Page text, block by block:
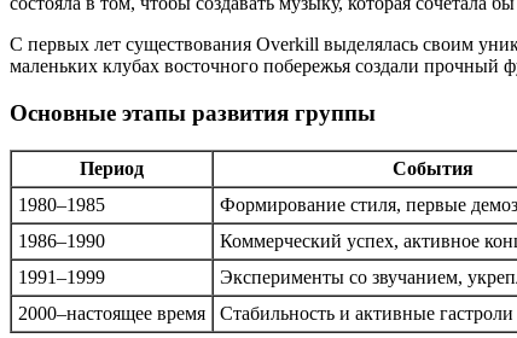
С первых лет существования Overkill выделялась своим
маленьких клубах восточного побережья создали прочный
Основные этапы развития группы
Период События
1980–1985
Формирование стиля, первые
1986–1990
Коммерческий успех, активное
1991–1999
Эксперименты со звучанием,
2000–настоящее время
Стабильность и активные гастроли